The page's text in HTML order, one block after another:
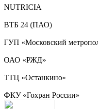
NUTRICIA
ВТБ 24 (ПАО)
ГУП «Московский
ОАО «РЖД»
ТТЦ «Останкино»
ФКУ «Гохран России»